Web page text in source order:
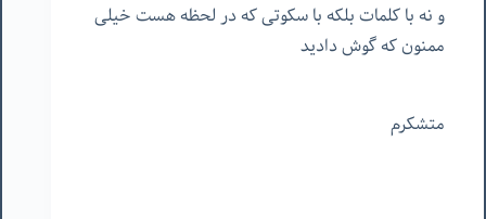
و نه با کلمات بلکه با سکوتی که در لحظه هست خیلی
ممنون که گوش دادید
متشکرم ‏